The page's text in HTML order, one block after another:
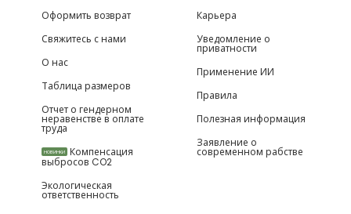
Оформить возврат
Свяжитесь с нами
О нас
Таблица размеров
Отчет о гендерном
неравенстве в оплате
труда
НОВИНКИ Компенсация
выбросов CO2
Экологическая
ответственность
Карьера
Уведомление о
приватности
Применение ИИ
Правила
Полезная информация
Заявление о
современном рабстве